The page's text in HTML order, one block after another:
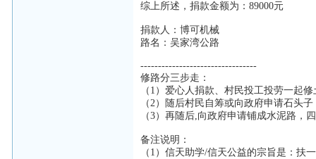
综上所述，捐款金额为：89000元
捐款人：博可机械
路名：吴家湾公路
---------------------------------
修路分三步走：
（1）爱心人捐款、村民投工投劳一起
（2）随后村民自筹或向政府申请石头
（3）再随后,向政府申请铺成水泥路，
备注说明：
（1）信天助学/信天公益的宗旨是：扶